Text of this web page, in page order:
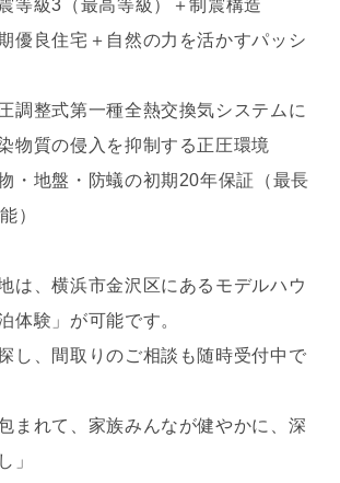
等級3（最高等級）＋制震構造
優良住宅＋自然の力を活かすパッシ
調整式第一種全熱交換気システムに
物質の侵入を抑制する正圧環境
・地盤・防蟻の初期20年保証（最長
）
は、横浜市金沢区にあるモデルハウ
体験」が可能です。
し、間取りのご相談も随時受付中で
まれて、家族みんなが健やかに、深
」